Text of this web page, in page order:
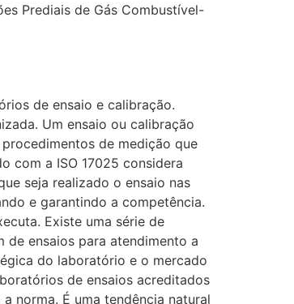
Prediais de Gás Combustível-
de ensaio e calibração.
Um ensaio ou calibração
de medição que
com a ISO 17025 considera
seja realizado o ensaio nas
e garantindo a competência.
Existe uma série de
de ensaios para atendimento a
do laboratório e o mercado
de ensaios acreditados
norma. É uma tendência natural